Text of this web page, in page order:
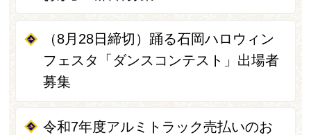
（8月28日締切）踊る石岡ハロウィン
フェスタ「ダンスコンテスト」出場者
募集
令和7年度アルミトラック売払いのお